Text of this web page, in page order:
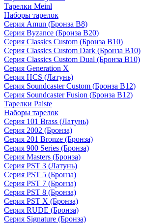
Тарелки Meinl
Наборы тарелок
Серия Amun (Бронза B8)
Серия Byzance (Бронза B20)
Серия Classics Custom (Бронза B10)
Серия Classics Custom Dark (Бронза B10)
Серия Classics Custom Dual (Бронза B10)
Серия Generation X
Серия HCS (Латунь)
Серия Soundcaster Custom (Бронза B12)
Серия Soundcaster Fusion (Бронза B12)
Тарелки Paiste
Наборы тарелок
Серия 101 Brass (Латунь)
Серия 2002 (Бронза)
Серия 201 Bronze (Бронза)
Серия 900 Series (Бронза)
Серия Masters (Бронза)
Серия PST 3 (Латунь)
Серия PST 5 (Бронза)
Серия PST 7 (Бронза)
Серия PST 8 (Бронза)
Серия PST X (Бронза)
Серия RUDE (Бронза)
Серия Signature (Бронза)